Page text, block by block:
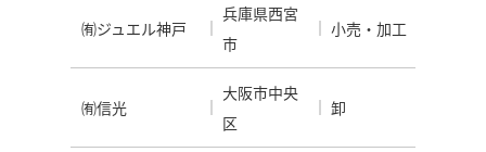
㈲ジュエル神戸
兵庫県西宮
市
小売・加工
㈲信光
大阪市中央
区
卸